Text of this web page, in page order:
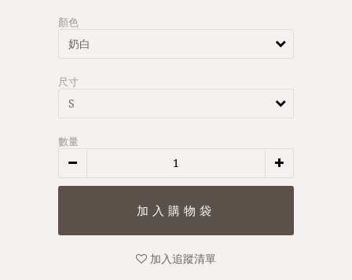
顏色
尺寸
數量
加入追蹤清單